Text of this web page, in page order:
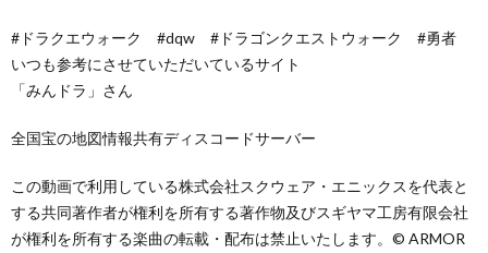
#ドラクエウォーク #dqw #ドラゴンクエストウォーク #勇者
いつも参考にさせていただいているサイト
「みんドラ」さん
全国宝の地図情報共有ディスコードサーバー
この動画で利用している株式会社スクウェア・エニックスを代表と
する共同著作者が権利を所有する著作物及びスギヤマ工房有限会社
が権利を所有する楽曲の転載・配布は禁止いたします。© ARMOR